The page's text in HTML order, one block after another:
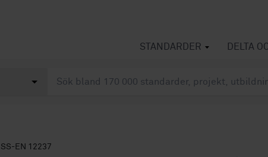
STANDARDER DELTA
SS-EN 12237